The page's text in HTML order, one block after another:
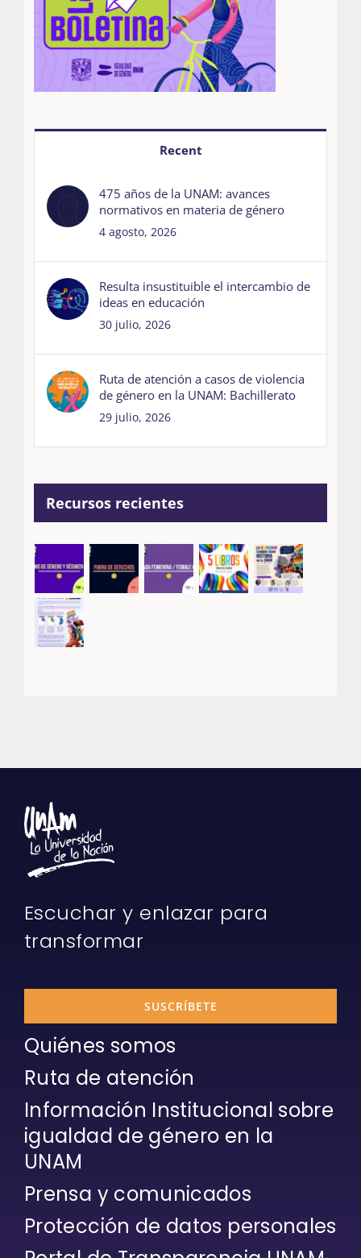
Recent
475 años de la UNAM: avances
normativos en materia de género
4 agosto, 2026
Resulta insustituible el intercambio de
ideas en educación
30 julio, 2026
Ruta de atención a casos de violencia
de género en la UNAM: Bachillerato
29 julio, 2026
Recursos recientes
Escuchar y enlazar para
transformar
SUSCRÍBETE
Quiénes somos
Ruta de atención
Información Institucional sobre
igualdad de género en la
UNAM
Prensa y comunicados
Protección de datos personales